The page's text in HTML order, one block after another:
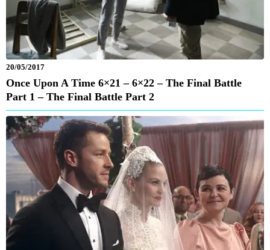
20/05/2017
Once Upon A Time 6×21 – 6×22 – The Final Battle
Part 1 – The Final Battle Part 2